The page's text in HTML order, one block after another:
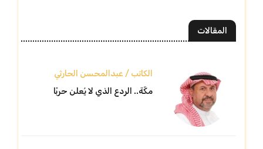
المقالات
الكاتب / عبدالمحسن الحارثي
مكّة.. الردع الذي لا يُعلن حربًا